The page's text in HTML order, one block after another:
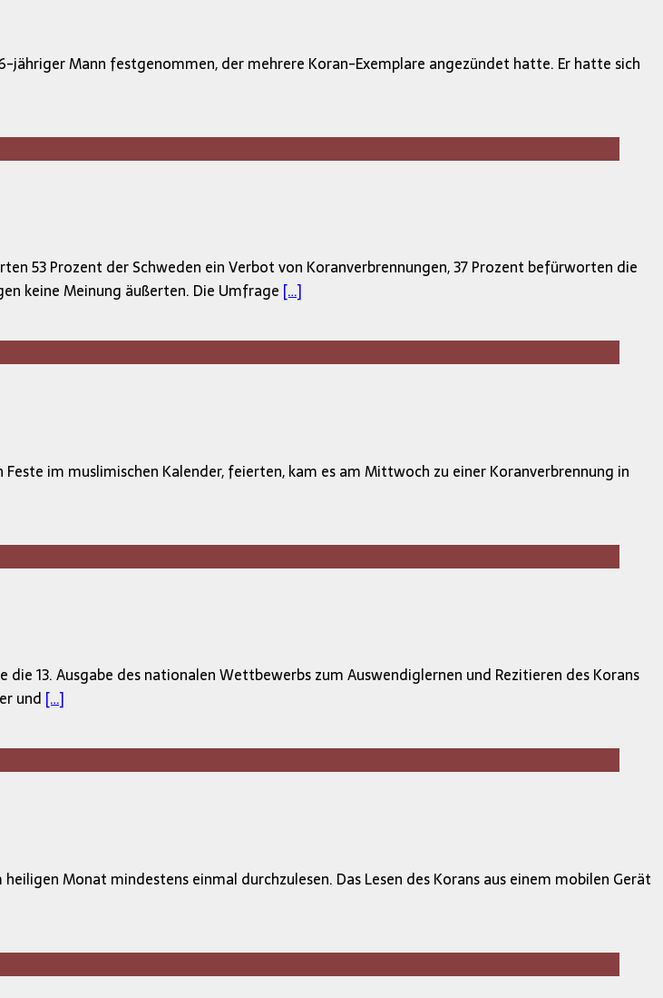
Mann festgenommen, der mehrere Koran-Exemplare angezündet hatte. Er hatte sich
53 Prozent der Schweden ein Verbot von Koranverbrennungen, 37 Prozent befürworten die
keine Meinung äußerten. Die Umfrage […]
im muslimischen Kalender, feierten, kam es am Mittwoch zu einer Koranverbrennung in
13. Ausgabe des nationalen Wettbewerbs zum Auswendiglernen und Rezitieren des Korans
und […]
Monat mindestens einmal durchzulesen. Das Lesen des Korans aus einem mobilen Gerät